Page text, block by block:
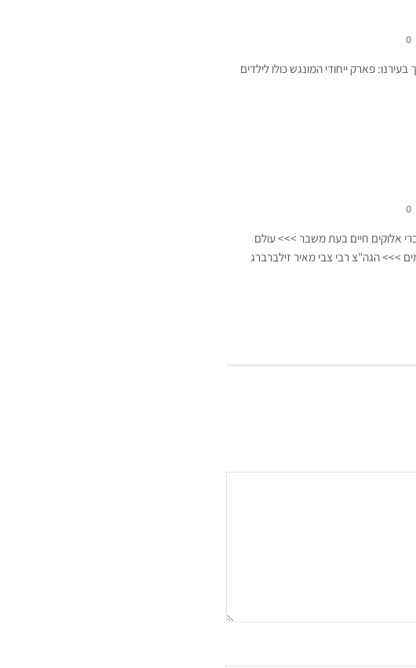
פארק ייחודי המונגש כולו לילדים
אלוקים חיים בעת משבר >>> עולם
>>> הגה"צ רבי צבי מאיר זילברברג